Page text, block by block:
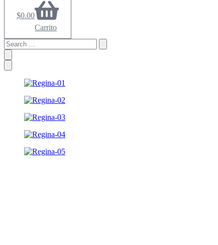
$0.00
Carrito
Search
…